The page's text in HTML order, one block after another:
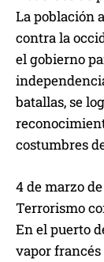
La población
contra la
el gobierno
batallas, se
costumbres
4 de marzo
Terrorismo
En el puerto
vapor francés